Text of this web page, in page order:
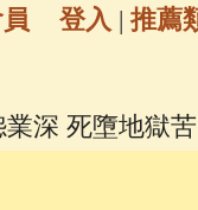
放生護生 (133)
身舍利寶篋印
登入 | 推薦
深 死墮地獄苦